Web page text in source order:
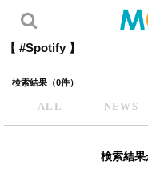
【 #Spotify 】
検索結果（0件）
ALL NEWS
検索結果